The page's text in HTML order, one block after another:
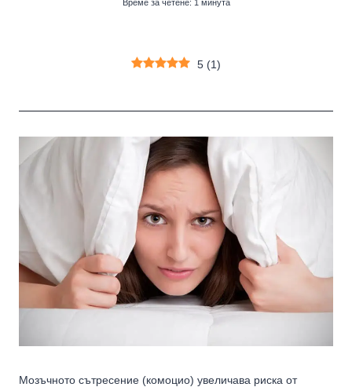
Време за четене: 1 минута
5 (1)
Мозъчното сътресение (комоцио) увеличава риска от